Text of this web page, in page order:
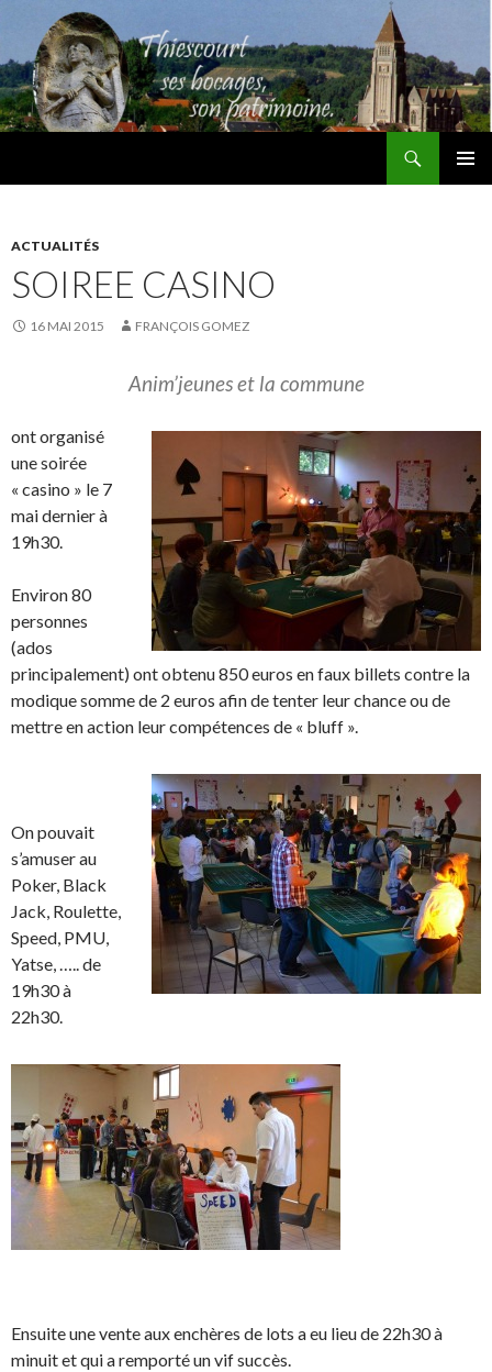
ACTUALITÉS
SOIREE CASINO
16 MAI 2015 FRANÇOIS GOMEZ
Anim’jeunes et la commune
ont organisé
une soirée
« casino » le 7
mai dernier à
19h30.
Environ 80
personnes
(ados
principalement) ont obtenu 850 euros en faux billets contre la
modique somme de 2 euros afin de tenter leur chance ou de
mettre en action leur compétences de « bluff ».
On pouvait
s’amuser au
Poker, Black
Jack, Roulette,
Speed, PMU,
Yatse, ….. de
19h30 à
22h30.
Ensuite une vente aux enchères de lots a eu lieu de 22h30 à
minuit et qui a remporté un vif succès.